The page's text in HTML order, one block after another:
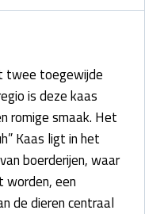
twee toegewijde
is deze kaas
romige smaak. Het
Kaas ligt in het
boerderijen, waar
worden, een
de dieren centraal